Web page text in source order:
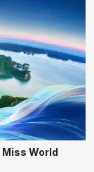
Miss World